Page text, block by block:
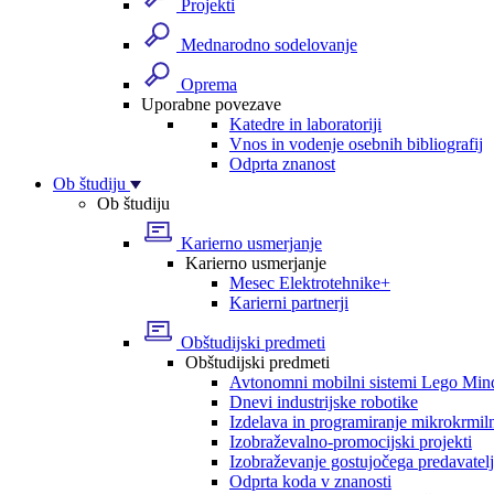
Projekti
Mednarodno sodelovanje
Oprema
Uporabne povezave
Katedre in laboratoriji
Vnos in vodenje osebnih bibliografij
Odprta znanost
Ob študiju
Ob študiju
Karierno usmerjanje
Karierno usmerjanje
Mesec Elektrotehnike+
Karierni partnerji
Obštudijski predmeti
Obštudijski predmeti
Avtonomni mobilni sistemi Lego
Dnevi industrijske robotike
Izdelava in programiranje
Izobraževalno-promocijski projekti
Izobraževanje gostujočega
Odprta koda v znanosti